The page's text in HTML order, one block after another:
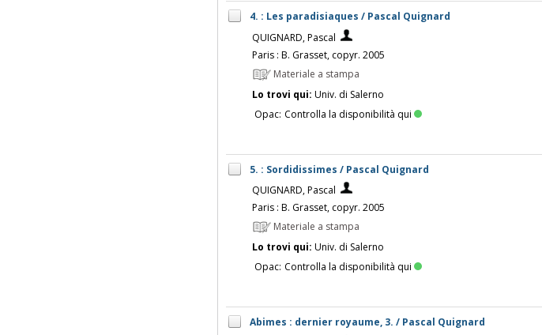
4. : Les paradisiaques / Pascal Quignard
QUIGNARD, Pascal
Paris : B. Grasset, copyr. 2005
Materiale a stampa
Lo trovi qui: Univ. di Salerno
Opac: Controlla la disponibilità qui
5. : Sordidissimes / Pascal Quignard
QUIGNARD, Pascal
Paris : B. Grasset, copyr. 2005
Materiale a stampa
Lo trovi qui: Univ. di Salerno
Opac: Controlla la disponibilità qui
Abimes : dernier royaume, 3. / Pascal Quignard